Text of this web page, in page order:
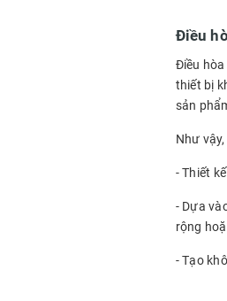
Điều
Điều
thiết bị
sản
Như
- Thiết
- Dựa
rộng
- Tạo